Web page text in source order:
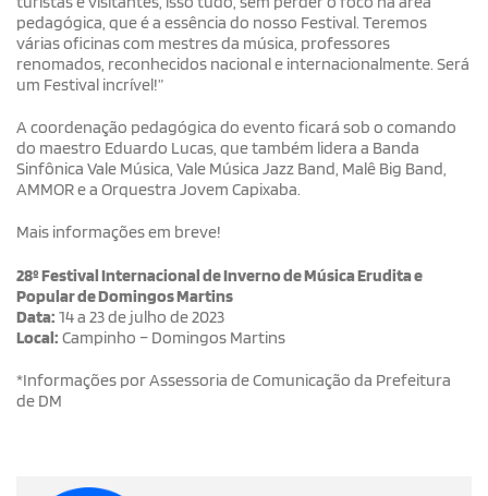
pedagógica, que é a essência do nosso Festival. Teremos
várias oficinas com mestres da música, professores
renomados, reconhecidos nacional e internacionalmente. Será
um Festival incrível!”
A coordenação pedagógica do evento ficará sob o comando
do maestro Eduardo Lucas, que também lidera a Banda
Sinfônica Vale Música, Vale Música Jazz Band, Malê Big Band,
AMMOR e a Orquestra Jovem Capixaba.
Mais informações em breve!
28º Festival Internacional de Inverno de Música Erudita e
Popular de Domingos Martins
Data: 14 a 23 de julho de 2023
Local: Campinho – Domingos Martins
*Informações por Assessoria de Comunicação da Prefeitura
de DM